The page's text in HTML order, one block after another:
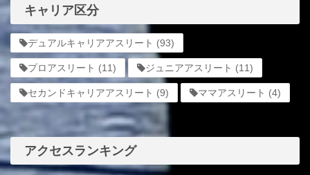
キャリア区分
デュアルキャリアアスリート (93)
プロアスリート (11) ジュニアアスリート (11)
セカンドキャリアアスリート (9) ママアスリート (4)
アクセスランキング